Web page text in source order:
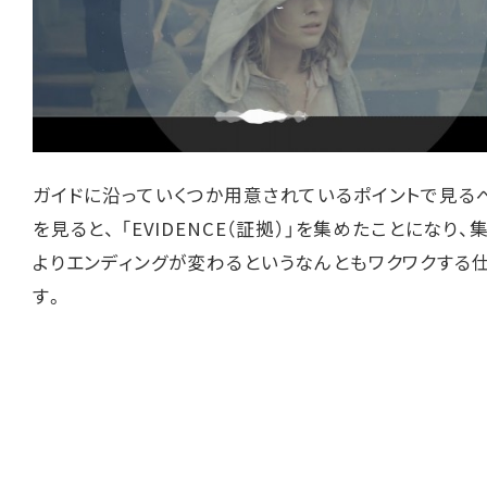
ガイドに沿っていくつか用意されているポイントで見る
を見ると、 「EVIDENCE（証拠）」を集めたことになり、
よりエンディングが変わるというなんともワクワクする
す。